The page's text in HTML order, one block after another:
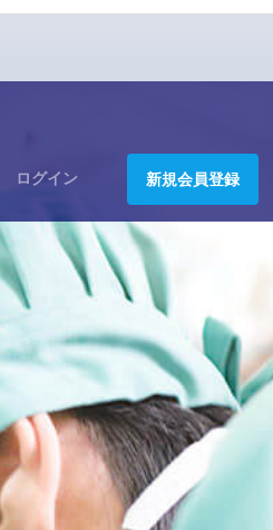
ログイン 新規会員登録